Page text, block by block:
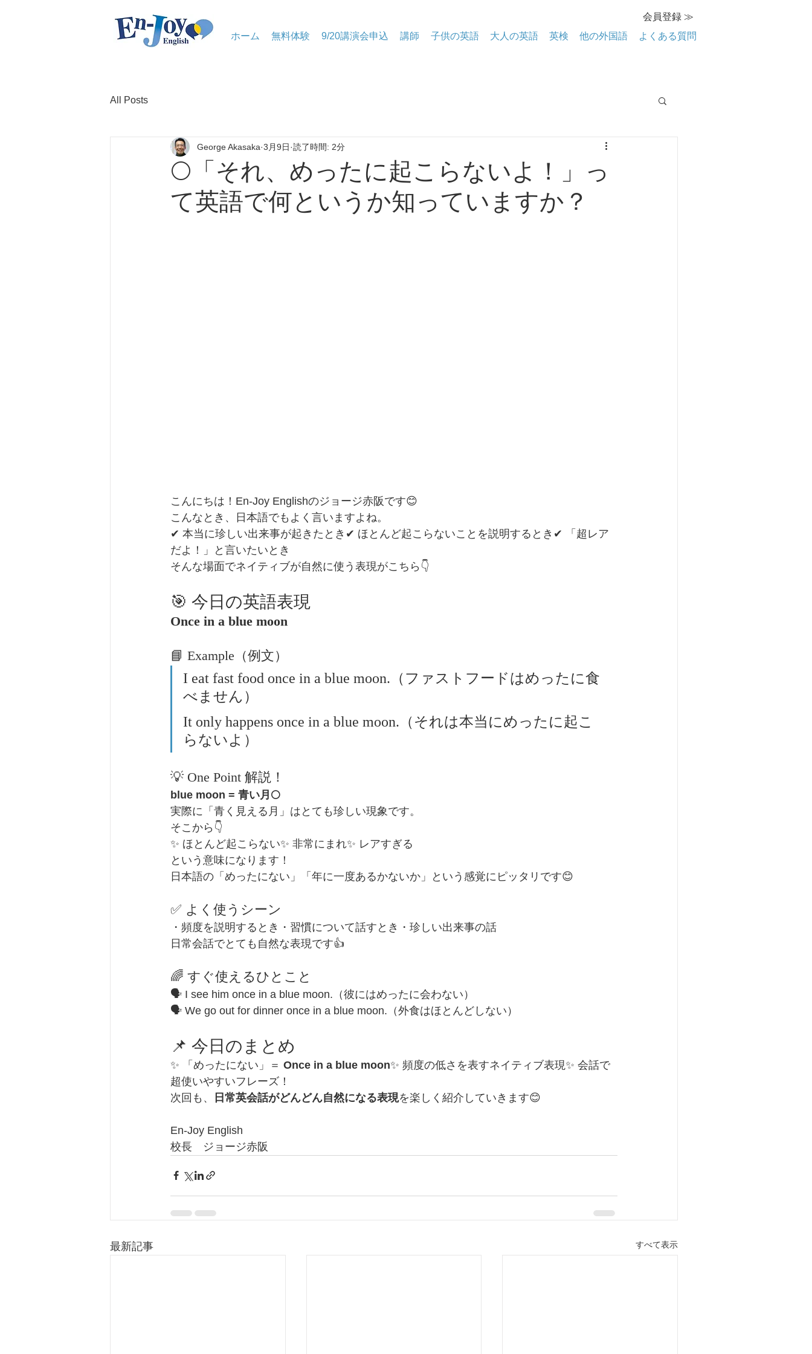
ホーム 無料体験 9/20講演会申込 講師 子供の英語 大人の英語 英検 他の外国語 よくある質問
会員登録 ≫
All Posts
🌕「それ、めったに起こらないよ！」っ
て英語で何というか知っていますか？
George Akasaka 3月9日 読了時間: 2分
こんにちは！En-Joy Englishのジョージ赤阪です😊
こんなとき、日本語でもよく言いますよね。
✔ 本当に珍しい出来事が起きたとき✔ ほとんど起こらないことを説明するとき✔ 「超レア
だよ！」と言いたいとき
そんな場面でネイティブが自然に使う表現がこちら👇
🎯 今日の英語表現
Once in a blue moon
📘 Example（例文）
I eat fast food once in a blue moon.（ファストフードはめったに食
べません）
It only happens once in a blue moon.（それは本当にめったに起こ
らないよ）
💡 One Point 解説！
blue moon = 青い月🌕
実際に「青く見える月」はとても珍しい現象です。
そこから👇
✨ ほとんど起こらない✨ 非常にまれ✨ レアすぎる
という意味になります！
日本語の「めったにない」「年に一度あるかないか」という感覚にピッタリです😊
✅ よく使うシーン
・頻度を説明するとき・習慣について話すとき・珍しい出来事の話
日常会話でとても自然な表現です👍
🌈 すぐ使えるひとこと
🗣 I see him once in a blue moon.（彼にはめったに会わない）
🗣 We go out for dinner once in a blue moon.（外食はほとんどしない）
📌 今日のまとめ
✨ 「めったにない」＝ Once in a blue moon✨ 頻度の低さを表すネイティブ表現✨ 会話で
超使いやすいフレーズ！
次回も、
日常英会話がどんどん自然になる表現を楽しく紹介していきます😊
En-Joy English
校長　ジョージ赤阪
最新記事 すべて表示